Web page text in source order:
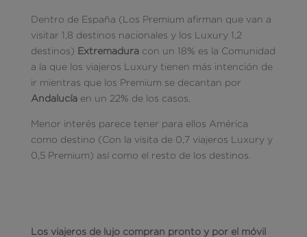
Dentro de España (Los Premium afirman que van a
visitar 1,8 destinos nacionales y los Luxury 1,2
destinos) Extremadura con un 18% es la Comunidad
a la que los viajeros Luxury tienen más intención de
ir mientras que los Premium se decantan por
Andalucía en un 22% de los casos.
Menor interés parece tener para ellos América
como destino (Con la visita de 0,7 viajeros Luxury y
0,5 Premium) así como el resto de los destinos.
Los viajeros de lujo compran pronto y por el móvil